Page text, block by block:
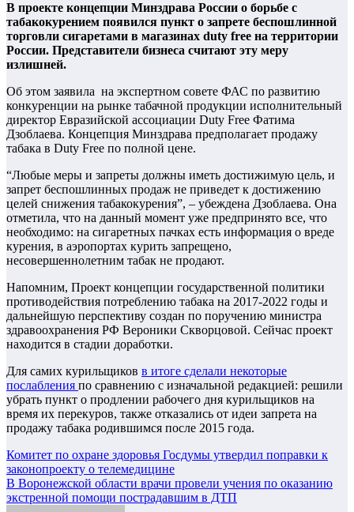
В проекте концепции Минздрава России о борьбе с
табакокурением появился пункт о запрете беспошлинной
торговли сигаретами в магазинах duty free на территории
России. Представители бизнеса считают эту меру
излишней.
Об этом заявила на экспертном совете ФАС по развитию
конкуренции на рынке табачной продукции исполнительный
директор Евразийской ассоциации Duty Free Фатима
Дзоблаева. Концепция Минздрава предполагает продажу
табака в Duty Free по полной цене.
“Любые меры и запреты должны иметь достижимую цель, и
запрет беспошлинных продаж не приведет к достижению
целей снижения табакокурения”, – убеждена Дзоблаева. Она
отметила, что на данный момент уже предпринято все, что
необходимо: на сигаретных пачках есть информация о вреде
курения, в аэропортах курить запрещено,
несовершеннолетним табак не продают.
Напомним, Проект концепции государственной политики
противодействия потреблению табака на 2017-2022 годы и
дальнейшую перспективу создан по поручению министра
здравоохранения РФ Вероники Скворцовой. Сейчас проект
находится в стадии доработки.
Для самих курильщиков в итоге сделали некоторые
послабления по сравнению с изначальной редакцией: решили
убрать пункт о продлении рабочего дня курильщиков на
время их перекуров, также отказались от идеи запрета на
продажу табака родившимся после 2015 года.
Навигация
по
записям
Комитет по охране здоровья Госдумы утвердил поправки к
законопроекту о телемедицине
В Воронежской области врачи провели учения по оказанию
экстренной помощи пострадавшим в ДТП